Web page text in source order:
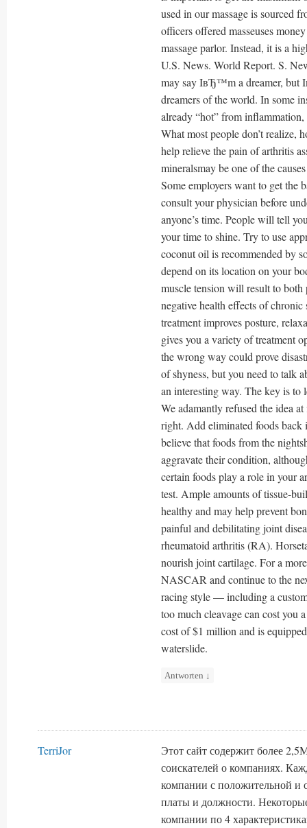
used in our massage is sourced
officers offered masseuses
massage parlor. Instead, it is a
U.S. News. World Report. S.
may say IвЂ™m a dreamer, but
dreamers of the world. In some
already “hot” from
What most people don’t realize,
help relieve the pain of arthritis
mineralsmay be one of the
Some employers want to get the
consult your physician before
anyone’s time. People will tell
your time to shine. Try to use
coconut oil is recommended by
depend on its location on your
muscle tension will result to both
negative health effects of
treatment improves posture,
gives you a variety of treatment
the wrong way could prove
of shyness, but you need to talk
an interesting way. The key is to
We adamantly refused the idea
right. Add eliminated foods back
believe that foods from the
aggravate their condition,
certain foods play a role in your
test. Ample amounts of tissue-
healthy and may help prevent
painful and debilitating joint
rheumatoid arthritis (RA).
nourish joint cartilage. For a
NASCAR and continue to the
racing style — including a
too much cleavage can cost you
cost of $1 million and is
waterslide.
Antworten ↓
TerriJor
Этот сайт содержит более
соискателей о компаниях.
компании с положительной и
платы и должности.
компании по 4